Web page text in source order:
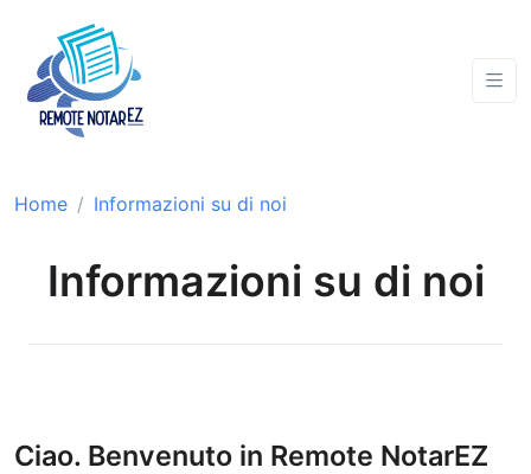
Home Informazioni su di noi
Informazioni su di noi
Ciao. Benvenuto in Remote NotarEZ